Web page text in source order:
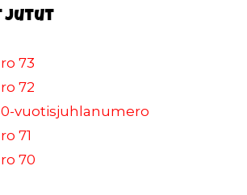
jutut
73
72
vuotisjuhlanumero
71
70